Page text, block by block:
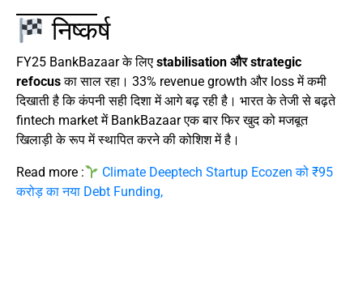
निष्कर्ष
FY25 BankBazaar के लिए stabilisation और strategic
refocusका साल रहा। 33% revenue growth और loss में कमी
दिखाती है कि कंपनी सही दिशा में आगे बढ़ रही है। भारत के तेजी से बढ़ते
fintech market में BankBazaar एक बार फिर खुद को मजबूत
खिलाड़ी के रूप में स्थापित करने की कोशिश में है।
Read more :
Climate Deeptech Startup Ecozen को ₹95
करोड़ का नया Debt Funding,